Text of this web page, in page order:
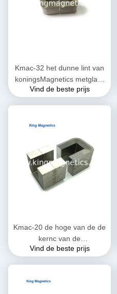
Kmac-32 het dunne lint van
koningsMagnetics metglass
amcc 200 niet-kristal amorfe
Vind de beste prijs
Kmac-20 de hoge van de de
kernc van de
prestatiestransformator
Vind de beste prijs